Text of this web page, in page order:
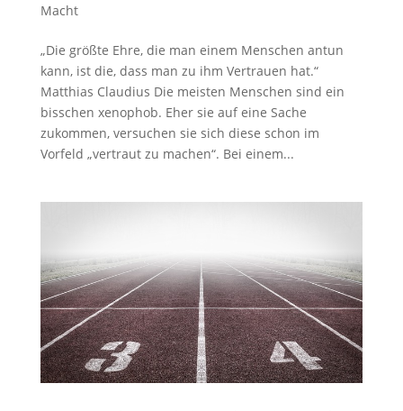
Macht
„Die größte Ehre, die man einem Menschen antun
kann, ist die, dass man zu ihm Vertrauen hat.“
Matthias Claudius Die meisten Menschen sind ein
bisschen xenophob. Eher sie auf eine Sache
zukommen, versuchen sie sich diese schon im
Vorfeld „vertraut zu machen“. Bei einem...